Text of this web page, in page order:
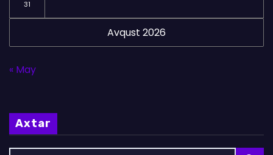
Avqust 2026
31
« May
Axtar